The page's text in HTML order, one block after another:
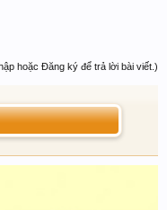
hoặc Đăng ký để trả lời bài viết.)